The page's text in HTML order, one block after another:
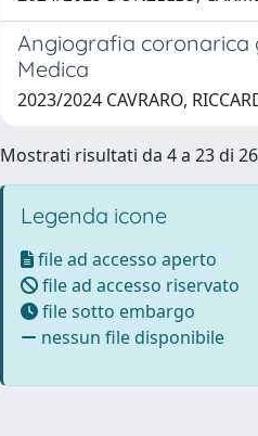
Angiografia coronarica
Medica
2023/2024 CAVRARO,
Mostrati risultati da 4 a 23 di
Legenda icone
file ad accesso aperto
file ad accesso riservato
file sotto embargo
nessun file disponibile